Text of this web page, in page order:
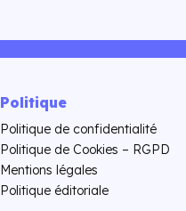
Politique
Politique de confidentialité
Politique de Cookies – RGPD
Mentions légales
Politique éditoriale